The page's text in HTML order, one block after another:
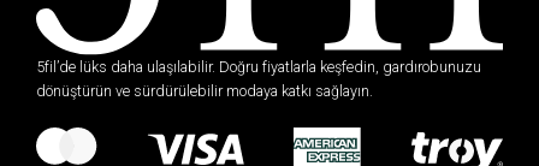
5fil’de lüks daha ulaşılabilir. Doğru fiyatlarla keşfedin, gardırobunuzu
dönüştürün ve sürdürülebilir modaya katkı sağlayın.